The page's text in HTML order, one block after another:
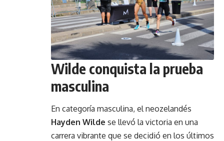
Wilde conquista la prueba
masculina
En categoría masculina, el neozelandés
Hayden Wilde se llevó la victoria en una
carrera vibrante que se decidió en los últimos